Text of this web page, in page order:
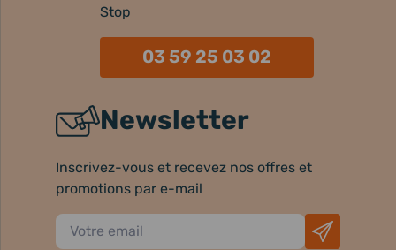
Stop
03 59 25 03 02
Newsletter
Inscrivez-vous et recevez nos offres et
promotions par e-mail